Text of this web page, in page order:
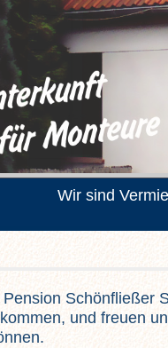
Wir sind
Schönfließer
und freuen